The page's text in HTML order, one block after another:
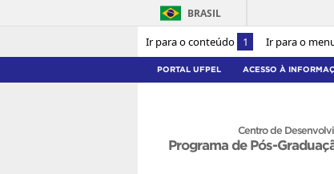
Ir para o conteúdo 1 Ir para o
BRASIL
PORTAL UFPEL ACESSO À
Centro de
Programa de Pós-